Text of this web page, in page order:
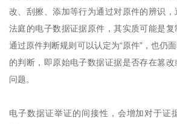
改、刮擦、添加等行为通过对原件的辨识
法庭的电子数据证据原件，其实质可能是
通过原件判断规则可以认定为“原件”，也仍
的判断，即原始电子数据证据是否存在篡
问题。
电子数据证举证的间接性，会增加对于证